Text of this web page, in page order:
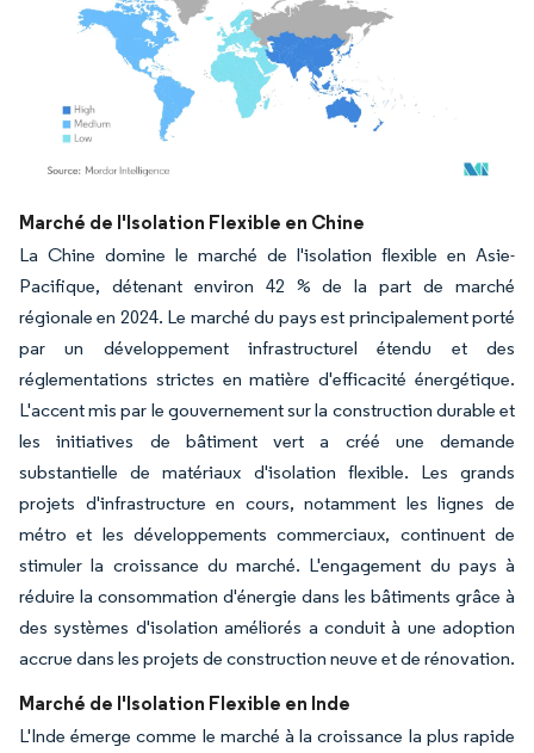
Image © Mordor Intelligence. La réutilisation nécessite une attribution sous CC BY
Marché de l'Isolation Flexible en Chine
La Chine domine le marché de l'isolation flexible en Asie-
Pacifique, détenant environ 42 % de la part de marché
régionale en 2024. Le marché du pays est principalement porté
par un développement infrastructurel étendu et des
réglementations strictes en matière d'efficacité énergétique.
L'accent mis par le gouvernement sur la construction durable et
les initiatives de bâtiment vert a créé une demande
substantielle de matériaux d'isolation flexible. Les grands
projets d'infrastructure en cours, notamment les lignes de
métro et les développements commerciaux, continuent de
stimuler la croissance du marché. L'engagement du pays à
réduire la consommation d'énergie dans les bâtiments grâce à
des systèmes d'isolation améliorés a conduit à une adoption
accrue dans les projets de construction neuve et de rénovation.
Marché de l'Isolation Flexible en Inde
L'Inde émerge comme le marché à la croissance la plus rapide